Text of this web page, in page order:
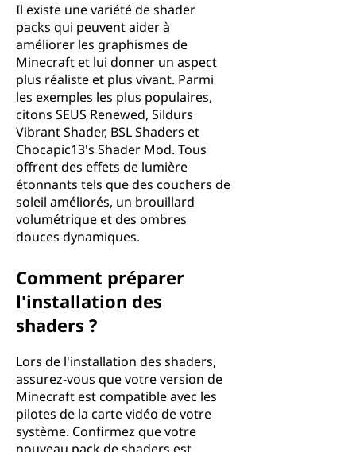
Il existe une variété de shader
packs qui peuvent aider à
améliorer les graphismes de
Minecraft et lui donner un aspect
plus réaliste et plus vivant. Parmi
les exemples les plus populaires,
citons SEUS Renewed, Sildurs
Vibrant Shader, BSL Shaders et
Chocapic13's Shader Mod. Tous
offrent des effets de lumière
étonnants tels que des couchers de
soleil améliorés, un brouillard
volumétrique et des ombres
douces dynamiques.
Comment préparer
l'installation des
shaders ?
Lors de l'installation des shaders,
assurez-vous que votre version de
Minecraft est compatible avec les
pilotes de la carte vidéo de votre
système. Confirmez que votre